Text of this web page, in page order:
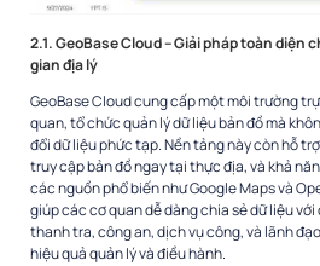
2.1. GeoBase Cloud – Giải pháp toàn diện
gian địa lý
GeoBase Cloud cung cấp một môi trường
quan, tổ chức quản lý dữ liệu bản đồ mà
đổi dữ liệu phức tạp. Nền tảng này còn hỗ
truy cập bản đồ ngay tại thực địa, và khả
các nguồn phổ biến như Google Maps và
giúp các cơ quan dễ dàng chia sẻ dữ liệu
thanh tra, công an, dịch vụ công, và lãnh
hiệu quả quản lý và điều hành.